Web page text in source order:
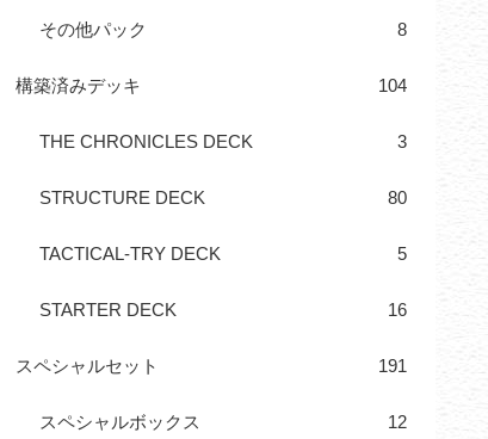
その他パック 8
構築済みデッキ 104
THE CHRONICLES DECK 3
STRUCTURE DECK 80
TACTICAL-TRY DECK 5
STARTER DECK 16
スペシャルセット 191
スペシャルボックス 12